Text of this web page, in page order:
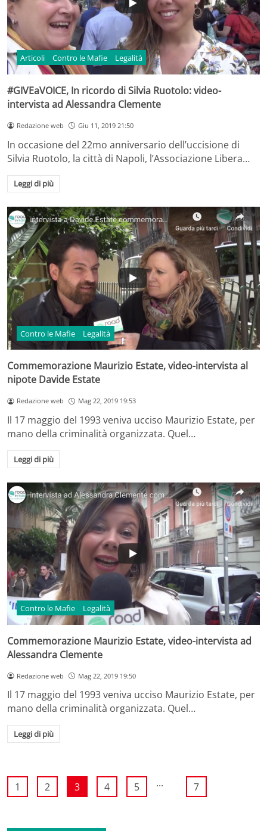
Articoli Contro le Mafie Legalità
#GIVEaVOICE, In ricordo di Silvia Ruotolo: video-
intervista ad Alessandra Clemente
Redazione web Giu 11, 2019 21:50
In occasione del 22mo anniversario dell’uccisione di
Silvia Ruotolo, la città di Napoli, l’Associazione Libera…
Leggi di più
Contro le Mafie Legalità
Commemorazione Maurizio Estate, video-intervista al
nipote Davide Estate
Redazione web Mag 22, 2019 19:53
Il 17 maggio del 1993 veniva ucciso Maurizio Estate, per
mano della criminalità organizzata. Quel…
Leggi di più
Contro le Mafie Legalità
Commemorazione Maurizio Estate, video-intervista ad
Alessandra Clemente
Redazione web Mag 22, 2019 19:50
Il 17 maggio del 1993 veniva ucciso Maurizio Estate, per
mano della criminalità organizzata. Quel…
Leggi di più
1 2 3 4 5 ... 7